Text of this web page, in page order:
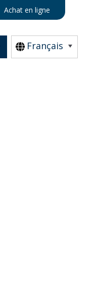
Achat en ligne
Français